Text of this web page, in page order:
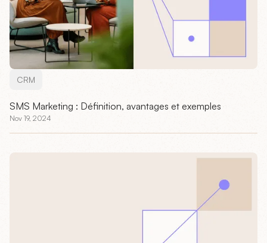
CRM
SMS Marketing : Définition, avantages et exemples
Nov 19, 2024